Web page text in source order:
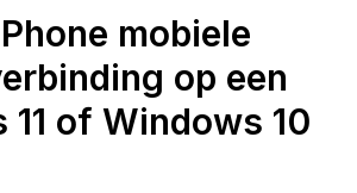
mobiele
op een
of Windows 10